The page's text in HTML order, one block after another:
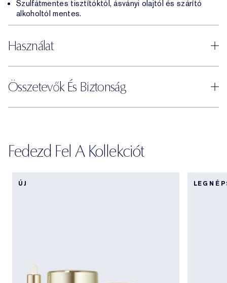
Szulfátmentes tisztítóktól, ásványi olajtól és szárító
alkoholtól mentes.
Használat
Összetevők És Biztonság
Fedezd Fel A Kollekciót
ÚJ